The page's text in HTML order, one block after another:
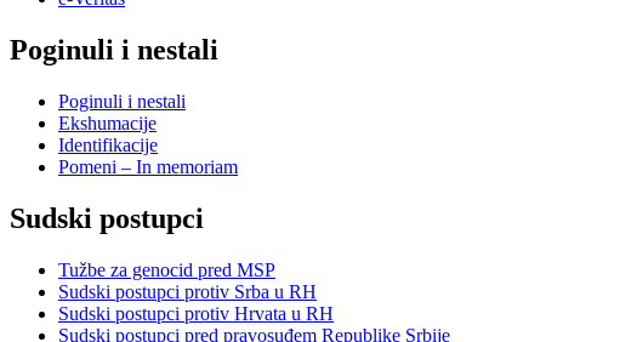
Poginuli i nestali
Poginuli i nestali
Ekshumacije
Identifikacije
Pomeni – In memoriam
Sudski postupci
Tužbe za genocid pred MSP
Sudski postupci protiv Srba u RH
Sudski postupci protiv Hrvata u RH
Sudski postupci pred pravosuđem Republike Srbije